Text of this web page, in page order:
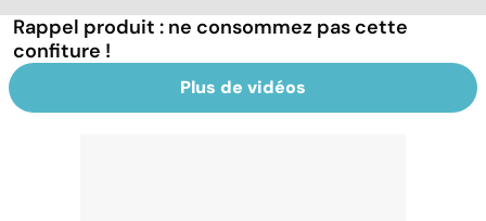
Rappel produit : ne consommez pas cette
confiture !
Plus de vidéos